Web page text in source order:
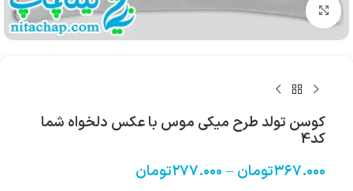
بزرگنمایی تصویر
کوسن تولد طرح میکی موس با عکس دلخواه شما
کد4
۳۶۷.۰۰۰تومان – ۲۷۷.۰۰۰تومان